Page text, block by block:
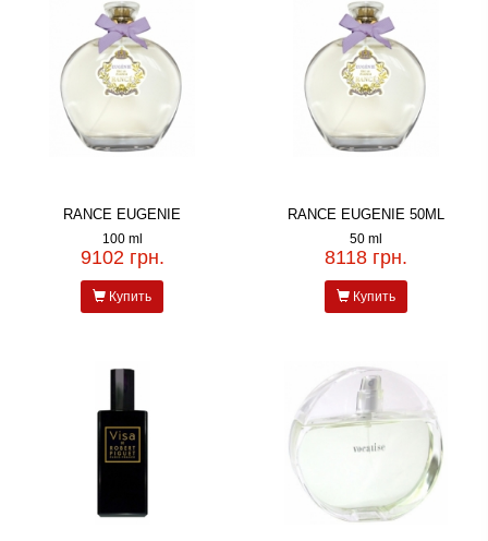
RANCE EUGENIE
100 ml
9102 грн.
Купить
RANCE EUGENIE 50ML
50 ml
8118 грн.
Купить